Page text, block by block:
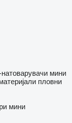
натоварувачи мини
пловни
мини